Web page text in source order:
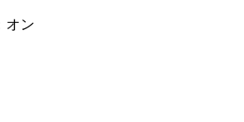
オン